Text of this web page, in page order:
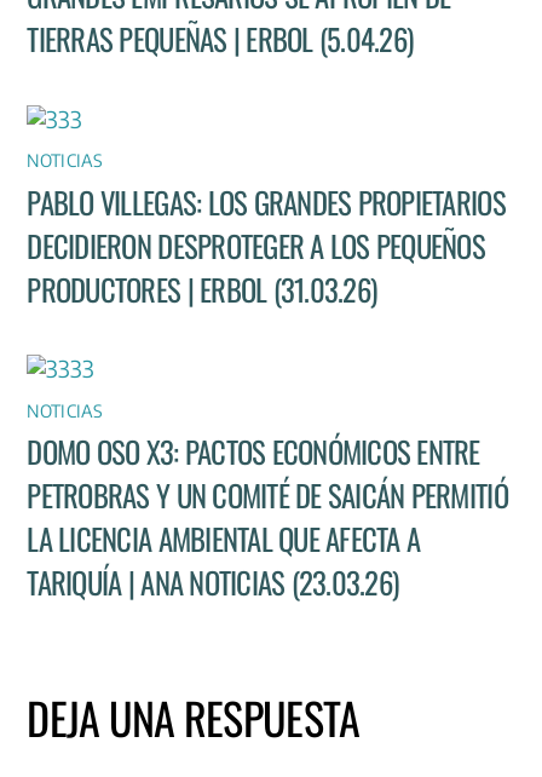
TIERRAS PEQUEÑAS | ERBOL (5.04.26)
NOTICIAS
PABLO VILLEGAS: LOS GRANDES PROPIETARIOS
DECIDIERON DESPROTEGER A LOS PEQUEÑOS
PRODUCTORES | ERBOL (31.03.26)
NOTICIAS
DOMO OSO X3: PACTOS ECONÓMICOS ENTRE
PETROBRAS Y UN COMITÉ DE SAICÁN PERMITIÓ
LA LICENCIA AMBIENTAL QUE AFECTA A
TARIQUÍA | ANA NOTICIAS (23.03.26)
DEJA UNA RESPUESTA